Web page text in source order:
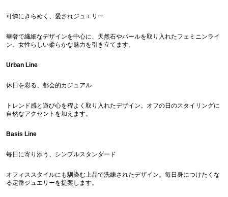
可憐にきらめく、愛されジュエリー
華奢で繊細なデザインを中心に、天然石やパールを取り入れたフェミニンライ
ン。女性らしい柔らかな魅力を引き立てます。
Urban Line
休日を彩る、都会的カジュアル
トレンド感と遊び心を程よく取り入れたデザイン。オフの日のスタイリングに
自然なアクセントを加えます。
Basis Line
毎日に寄り添う、シンプルスタンダード
オフィススタイルにも馴染む上品で洗練されたデザイン。毎日身につけたくな
る定番ジュエリーを提案します。